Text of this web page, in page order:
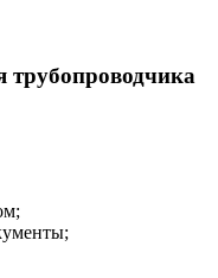
трубопроводчика